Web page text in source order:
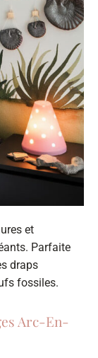
et
Parfaite
draps
fossiles.
Arc-En-